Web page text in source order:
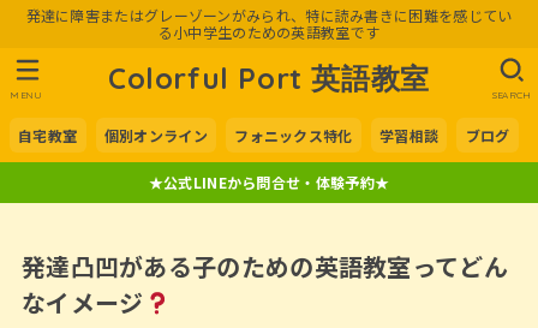
発達に障害またはグレーゾーンがみられ、特に読み書きに困難を感じてい
る小中学生のための英語教室です
Colorful Port 英語教室
自宅教室 個別オンライン フォニックス特化 学習相談 ブログ
SEARCH
MENU
★公式LINEから問合せ・体験予約★
発達凸凹がある子のための英語教室ってどん
なイメージ